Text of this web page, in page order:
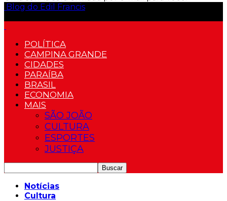
Blog do Edil Francis
POLÍTICA
CAMPINA GRANDE
CIDADES
PARAÍBA
BRASIL
ECONOMIA
MAIS
SÃO JOÃO
CULTURA
ESPORTES
JUSTIÇA
Notícias
Cultura